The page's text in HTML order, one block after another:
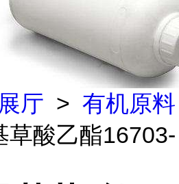
厅 > 有机原料
草酸乙酯16703-